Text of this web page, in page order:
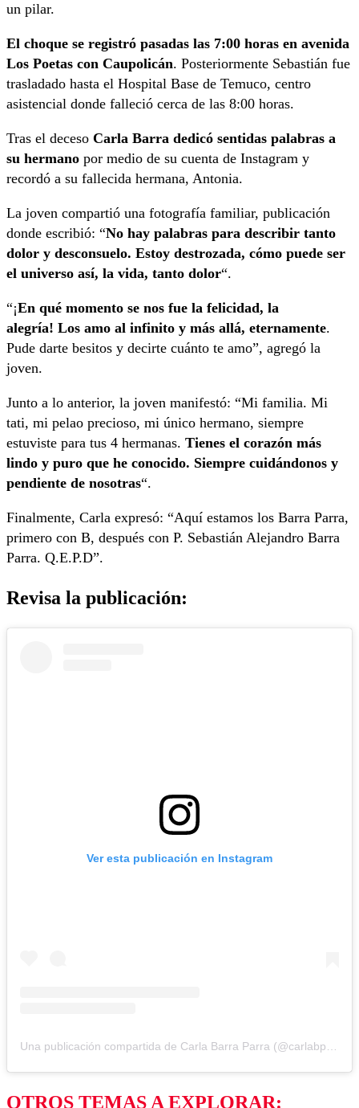
un pilar.
El choque se registró pasadas las 7:00 horas en avenida
Los Poetas con Caupolicán. Posteriormente Sebastián fue
trasladado hasta el Hospital Base de Temuco, centro
asistencial donde falleció cerca de las 8:00 horas.
Tras el deceso Carla Barra dedicó sentidas palabras a
su hermano por medio de su cuenta de Instagram y
recordó a su fallecida hermana, Antonia.
La joven compartió una fotografía familiar, publicación
donde escribió: “No hay palabras para describir tanto
dolor y desconsuelo. Estoy destrozada, cómo puede ser
el universo así, la vida, tanto dolor“.
“¡En qué momento se nos fue la felicidad, la
alegría! Los amo al infinito y más allá, eternamente.
Pude darte besitos y decirte cuánto te amo”, agregó la
joven.
Junto a lo anterior, la joven manifestó: “Mi familia. Mi
tati, mi pelao precioso, mi único hermano, siempre
estuviste para tus 4 hermanas. Tienes el corazón más
lindo y puro que he conocido. Siempre cuidándonos y
pendiente de nosotras“.
Finalmente, Carla expresó: “Aquí estamos los Barra Parra,
primero con B, después con P. Sebastián Alejandro Barra
Parra. Q.E.P.D”.
Revisa la publicación:
Ver esta publicación en Instagram
OTROS TEMAS A EXPLORAR: